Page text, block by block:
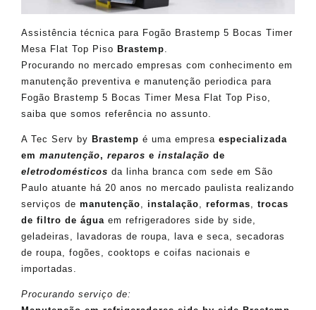
Assistência técnica para Fogão Brastemp 5 Bocas Timer
Mesa Flat Top Piso Brastemp
Procurando no mercado empresas com conhecimento em
manutenção preventiva e manutenção periodica para
Fogão Brastemp 5 Bocas Timer Mesa Flat Top Piso,
saiba que somos referência no assunto.
A Tec Serv by Brastemp é uma empresa especializada
em manutenção, reparos e instalação de
eletrodomésticos da linha branca com sede em São
Paulo atuante há 20 anos no mercado paulista realizando
serviços de manutenção instalação reformas
trocas
de filtro de água em refrigeradores side by side,
geladeiras, lavadoras de roupa, lava e seca, secadoras
de roupa, fogões, cooktops e coifas nacionais e
importadas.
Procurando serviço de: